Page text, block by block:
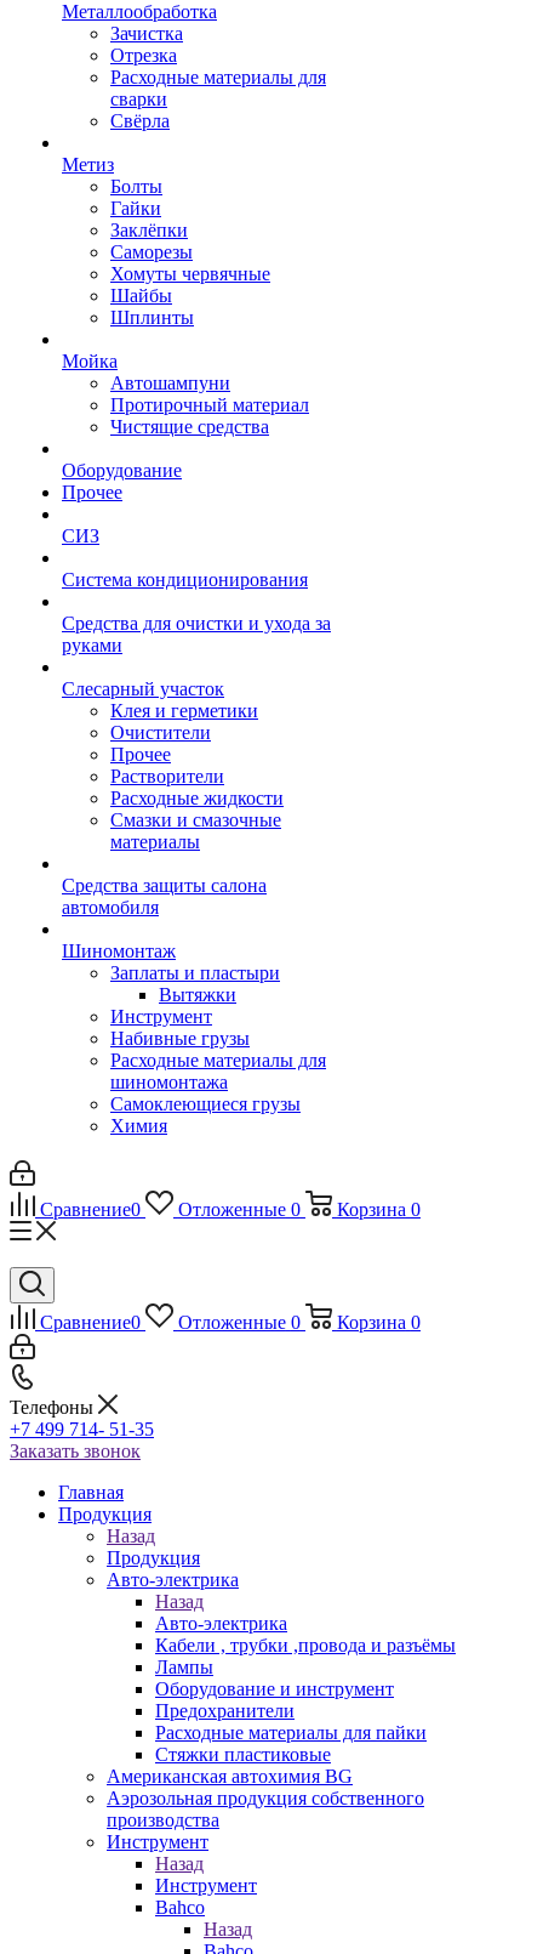
Металлообработка
Зачистка
Отрезка
Расходные материалы для
сварки
Свёрла
Метиз
Болты
Гайки
Заклёпки
Саморезы
Хомуты червячные
Шайбы
Шплинты
Мойка
Автошампуни
Протирочный материал
Чистящие средства
Оборудование
Прочее
СИЗ
Система кондиционирования
Средства для очистки и ухода за
руками
Слесарный участок
Клея и герметики
Очистители
Прочее
Растворители
Расходные жидкости
Смазки и смазочные
материалы
Средства защиты салона
автомобиля
Шиномонтаж
Заплаты и пластыри
Вытяжки
Инструмент
Набивные грузы
Расходные материалы для
шиномонтажа
Самоклеющиеся грузы
Химия
Сравнение0 Отложенные 0 Корзина 0
Сравнение0 Отложенные 0 Корзина 0
Телефоны
+7 499 714- 51-35
Заказать звонок
Главная
Продукция
Назад
Продукция
Авто-электрика
Назад
Авто-электрика
Кабели , трубки ,провода и разъёмы
Лампы
Оборудование и инструмент
Предохранители
Расходные материалы для пайки
Стяжки пластиковые
Американская автохимия BG
Аэрозольная продукция собственного
производства
Инструмент
Назад
Инструмент
Bahco
Назад